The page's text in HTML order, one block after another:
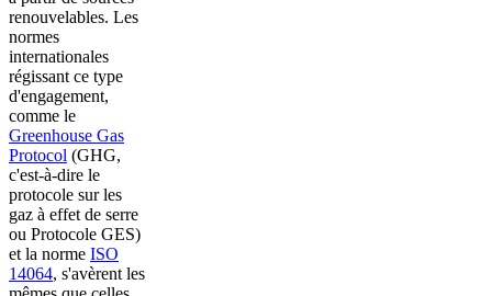
renouvelables. Les
normes
internationales
régissant ce type
d'engagement,
comme le
Greenhouse Gas
Protocol (GHG,
c'est-à-dire le
protocole sur les
gaz à effet de serre
ou Protocole GES)
et la norme ISO
14064, s'avèrent les